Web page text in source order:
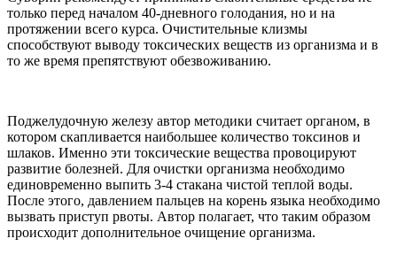
только перед началом 40-дневного голодания, но и на
протяжении всего курса. Очистительные клизмы
способствуют выводу токсических веществ из организма и в
то же время препятствуют обезвоживанию.
Поджелудочную железу автор методики считает органом, в
котором скапливается наибольшее количество токсинов и
шлаков. Именно эти токсические вещества провоцируют
развитие болезней. Для очистки организма необходимо
единовременно выпить 3-4 стакана чистой теплой воды.
После этого, давлением пальцев на корень языка необходимо
вызвать приступ рвоты. Автор полагает, что таким образом
происходит дополнительное очищение организма.